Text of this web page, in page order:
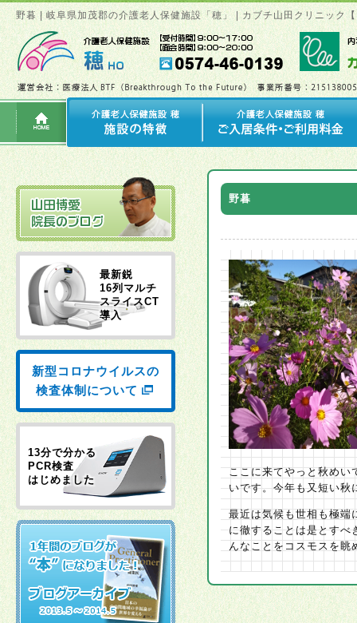
野暮 | 岐阜県加茂郡の介護老人保健施設「穂」 | カブチ山田クリニック
野暮
ここに来てやっと秋めい
いです。今年も又短い秋
最近は気候も世相も極端
に徹することは是とすべ
んなことをコスモスを眺
最新鋭
16列マルチ
スライスCT
導入
新型コロナウイルスの
検査体制について
13分で分かる
PCR検査
はじめました